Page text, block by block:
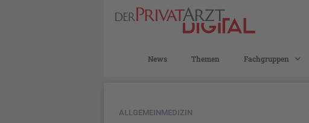
News Themen Fachgruppen
ALLGEMEINMEDIZIN